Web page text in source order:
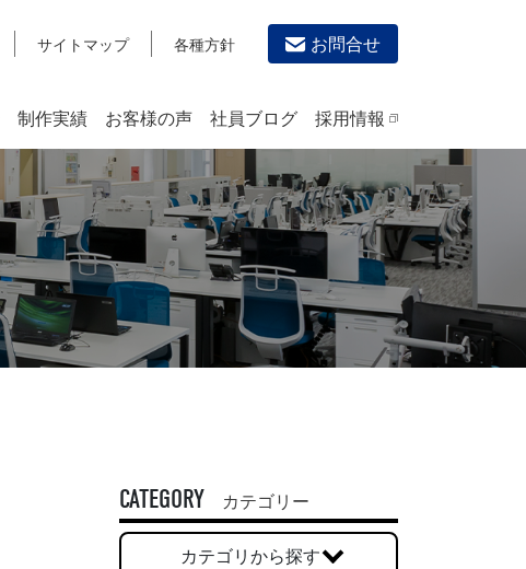
サイトマップ 各種方針 お問合せ
沿革
デザイン作成・印刷サービス
PRINTING
チラシ/フライヤーデザインの制作・印刷
カタログデザインの制作・印刷
冊子/パンフレットのデザイン制作・印刷
学校・会社案内パンフレット制作・印刷
一般印刷 （オンデマンド・オフセット）
ユニバーサル・コミュニケーション・デザイン
制作実績 お客様の声 社員ブログ 採用情報
CATEGORY カテゴリー
カテゴリから探す